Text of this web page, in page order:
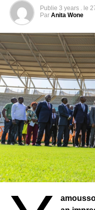
Photo credit: cafonline
Publie 3 years . le
Par Anita Wone